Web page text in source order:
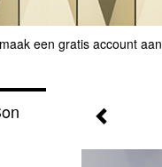
maak een gratis account aan